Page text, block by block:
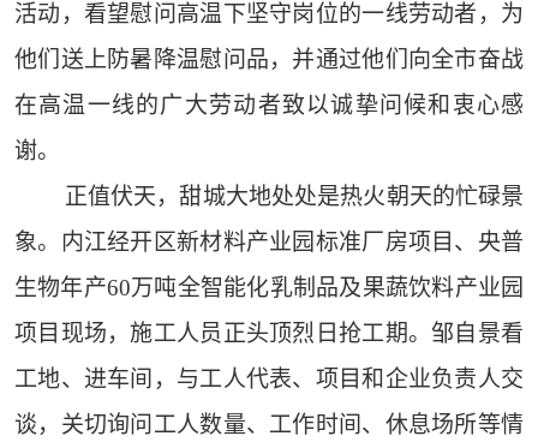
活动，看望慰问高温下坚守岗位的一线劳动者，为
他们送上防暑降温慰问品，并通过他们向全市奋战
在高温一线的广大劳动者致以诚挚问候和衷心感
谢。
正值伏天，甜城大地处处是热火朝天的忙碌景
象。内江经开区新材料产业园标准厂房项目、央普
生物年产60万吨全智能化乳制品及果蔬饮料产业园
项目现场，施工人员正头顶烈日抢工期。邹自景看
工地、进车间，与工人代表、项目和企业负责人交
谈，关切询问工人数量、工作时间、休息场所等情